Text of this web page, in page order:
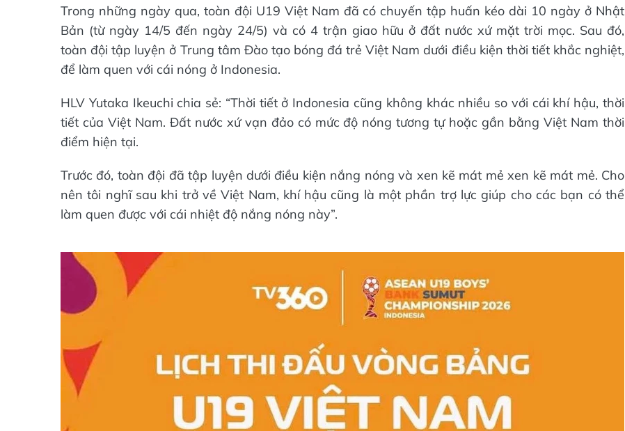
Trong những ngày qua, toàn đội U19 Việt Nam đã có chuyến tập huấn kéo dài 10 ngày ở Nhật
Bản (từ ngày 14/5 đến ngày 24/5) và có 4 trận giao hữu ở đất nước xứ mặt trời mọc. Sau đó,
toàn đội tập luyện ở Trung tâm Đào tạo bóng đá trẻ Việt Nam dưới điều kiện thời tiết khắc nghiệt,
để làm quen với cái nóng ở Indonesia.
HLV Yutaka Ikeuchi chia sẻ: “Thời tiết ở Indonesia cũng không khác nhiều so với cái khí hậu, thời
tiết của Việt Nam. Đất nước xứ vạn đảo có mức độ nóng tương tự hoặc gần bằng Việt Nam thời
điểm hiện tại.
Trước đó, toàn đội đã tập luyện dưới điều kiện nắng nóng và xen kẽ mát mẻ xen kẽ mát mẻ. Cho
nên tôi nghĩ sau khi trở về Việt Nam, khí hậu cũng là một phần trợ lực giúp cho các bạn có thể
làm quen được với cái nhiệt độ nắng nóng này”.